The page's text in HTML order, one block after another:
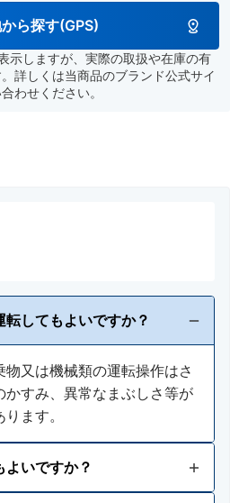
ら探す(GPS)
示しますが、実際の取扱や在庫の有
詳しくは当商品のブランド公式サイ
わせください。
してもよいですか？
又は機械類の運転操作はさ
かすみ、異常なまぶしさ等が
ます。
いですか？